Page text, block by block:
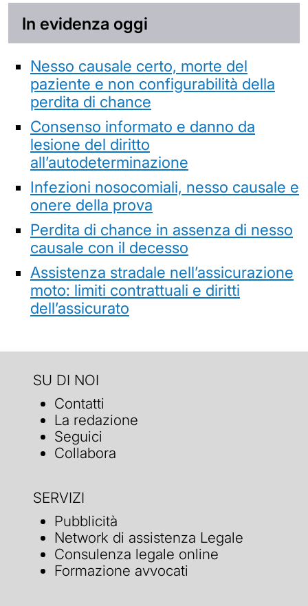
In evidenza oggi
Nesso causale certo, morte del
paziente e non configurabilità della
perdita di chance
Consenso informato e danno da
lesione del diritto
all’autodeterminazione
Infezioni nosocomiali, nesso causale e
onere della prova
Perdita di chance in assenza di nesso
causale con il decesso
Assistenza stradale nell’assicurazione
moto: limiti contrattuali e diritti
dell’assicurato
SU DI NOI
Contatti
La redazione
Seguici
Collabora
SERVIZI
Pubblicità
Network di assistenza Legale
Consulenza legale online
Formazione avvocati